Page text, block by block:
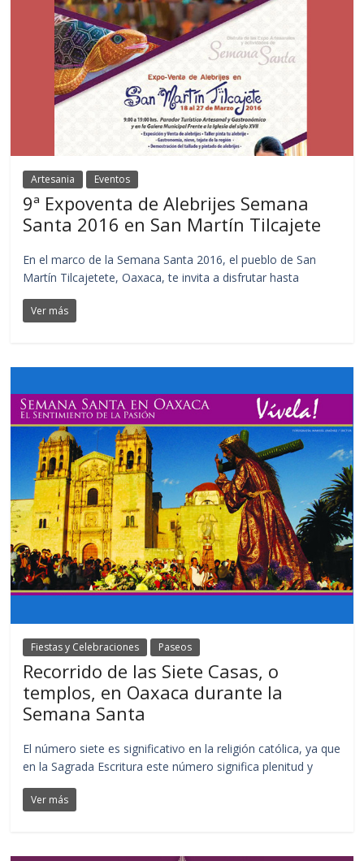
Artesania Eventos
9ª Expoventa de Alebrijes Semana
Santa 2016 en San Martín Tilcajete
En el marco de la Semana Santa 2016, el pueblo de San
Martín Tilcajetete, Oaxaca, te invita a disfrutar hasta
Ver más
Fiestas y Celebraciones Paseos
Recorrido de las Siete Casas, o
templos, en Oaxaca durante la
Semana Santa
El número siete es significativo en la religión católica, ya que
en la Sagrada Escritura este número significa plenitud y
Ver más